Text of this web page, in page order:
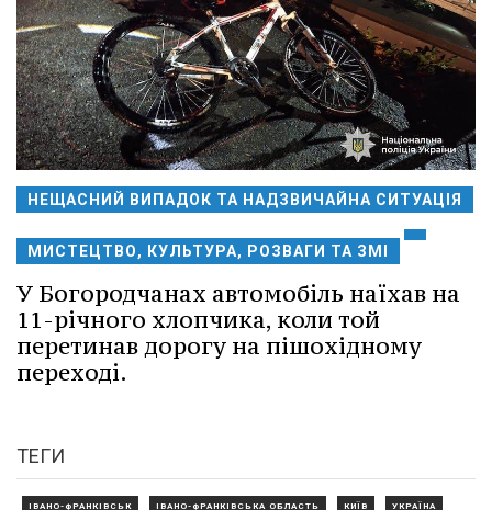
НЕЩАСНИЙ ВИПАДОК ТА НАДЗВИЧАЙНА СИТУАЦІЯ
МИСТЕЦТВО, КУЛЬТУРА, РОЗВАГИ ТА ЗМІ
У Богородчанах автомобіль наїхав на
11-річного хлопчика, коли той
перетинав дорогу на пішохідному
переході.
ТЕГИ
ІВАНО-ФРАНКІВСЬК ІВАНО-ФРАНКІВСЬКА ОБЛАСТЬ КИЇВ УКРАЇНА